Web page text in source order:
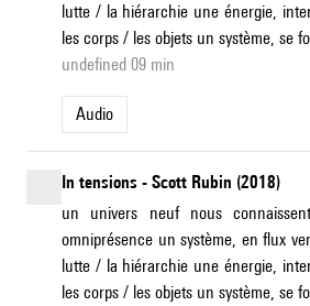
lutte / la hiérarchie une énergie,
les corps / les objets un système, se
undefined 09 min
Audio
In tensions - Scott Rubin (2018)
un univers neuf nous
omniprésence un système, en flux
lutte / la hiérarchie une énergie,
les corps / les objets un système, se